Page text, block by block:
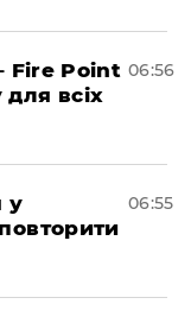
Fire Point
всіх
06:56
у
06:55